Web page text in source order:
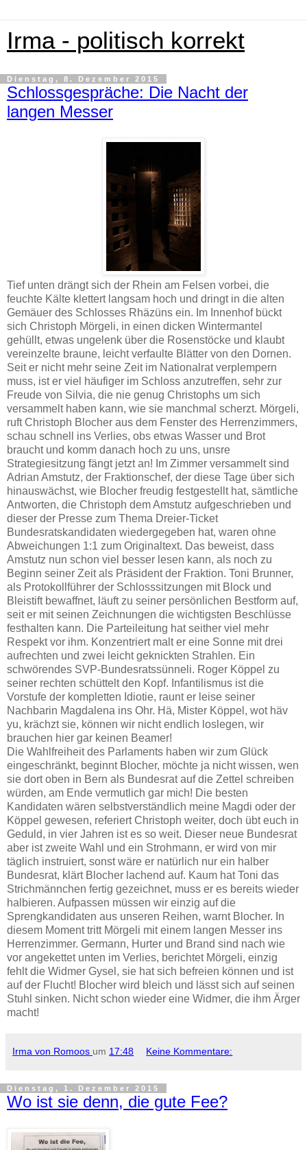
Irma - politisch korrekt
Dienstag, 8. Dezember 2015
Schlossgespräche: Die Nacht der
langen Messer
Tief unten drängt sich der Rhein am Felsen vorbei, die
feuchte Kälte klettert langsam hoch und dringt in die alten
Gemäuer des Schlosses Rhäzüns ein. Im Innenhof bückt
sich Christoph Mörgeli, in einen dicken Wintermantel
gehüllt, etwas ungelenk über die Rosenstöcke und klaubt
vereinzelte braune, leicht verfaulte Blätter von den Dornen.
Seit er nicht mehr seine Zeit im Nationalrat verplempern
muss, ist er viel häufiger im Schloss anzutreffen, sehr zur
Freude von Silvia, die nie genug Christophs um sich
versammelt haben kann, wie sie manchmal scherzt. Mörgeli,
ruft Christoph Blocher aus dem Fenster des Herrenzimmers,
schau schnell ins Verlies, obs etwas Wasser und Brot
braucht und komm danach hoch zu uns, unsre
Strategiesitzung fängt jetzt an! Im Zimmer versammelt sind
Adrian Amstutz, der Fraktionschef, der diese Tage über sich
hinauswächst, wie Blocher freudig festgestellt hat, sämtliche
Antworten, die Christoph dem Amstutz aufgeschrieben und
dieser der Presse zum Thema Dreier-Ticket
Bundesratskandidaten wiedergegeben hat, waren ohne
Abweichungen 1:1 zum Originaltext. Das beweist, dass
Amstutz nun schon viel besser lesen kann, als noch zu
Beginn seiner Zeit als Präsident der Fraktion. Toni Brunner,
als Protokollführer der Schlosssitzungen mit Block und
Bleistift bewaffnet, läuft zu seiner persönlichen Bestform auf,
seit er mit seinen Zeichnungen die wichtigsten Beschlüsse
festhalten kann. Die Parteileitung hat seither viel mehr
Respekt vor ihm. Konzentriert malt er eine Sonne mit drei
aufrechten und zwei leicht geknickten Strahlen. Ein
schwörendes SVP-Bundesratssünneli. Roger Köppel zu
seiner rechten schüttelt den Kopf. Infantilismus ist die
Vorstufe der kompletten Idiotie, raunt er leise seiner
Nachbarin Magdalena ins Ohr. Hä, Mister Köppel, wot häv
yu, krächzt sie, können wir nicht endlich loslegen, wir
brauchen hier gar keinen Beamer!
Die Wahlfreiheit des Parlaments haben wir zum Glück
eingeschränkt, beginnt Blocher, möchte ja nicht wissen, wen
sie dort oben in Bern als Bundesrat auf die Zettel schreiben
würden, am Ende vermutlich gar mich! Die besten
Kandidaten wären selbstverständlich meine Magdi oder der
Köppel gewesen, referiert Christoph weiter, doch übt euch in
Geduld, in vier Jahren ist es so weit. Dieser neue Bundesrat
aber ist zweite Wahl und ein Strohmann, er wird von mir
täglich instruiert, sonst wäre er natürlich nur ein halber
Bundesrat, klärt Blocher lachend auf. Kaum hat Toni das
Strichmännchen fertig gezeichnet, muss er es bereits wieder
halbieren. Aufpassen müssen wir einzig auf die
Sprengkandidaten aus unseren Reihen, warnt Blocher. In
diesem Moment tritt Mörgeli mit einem langen Messer ins
Herrenzimmer. Germann, Hurter und Brand sind nach wie
vor angekettet unten im Verlies, berichtet Mörgeli, einzig
fehlt die Widmer Gysel, sie hat sich befreien können und ist
auf der Flucht! Blocher wird bleich und lässt sich auf seinen
Stuhl sinken. Nicht schon wieder eine Widmer, die ihm Ärger
macht!
Irma von Romoos um 17:48 Keine Kommentare:
Dienstag, 1. Dezember 2015
Wo ist sie denn, die gute Fee?